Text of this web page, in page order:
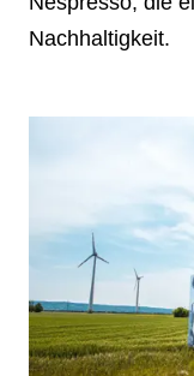
Nachhaltigkeit.